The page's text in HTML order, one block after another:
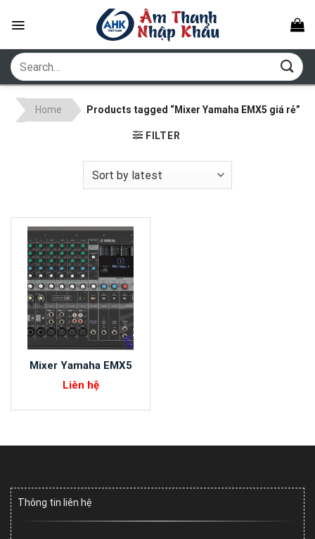
Search
for:
Home Products tagged “Mixer Yamaha EMX5 giá rẻ”
FILTER
Mixer Yamaha EMX5
Liên hệ
Thông tin liên hệ